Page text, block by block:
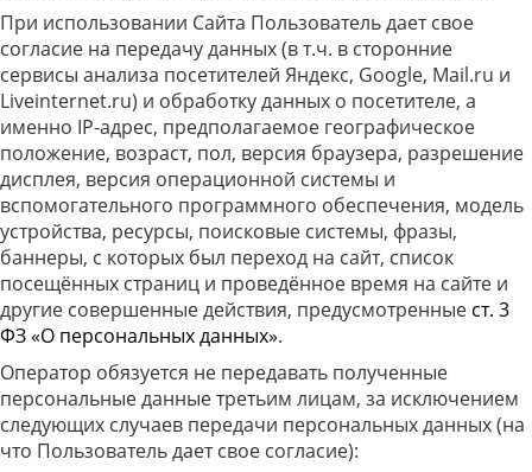
При использовании Сайта Пользователь дает свое
согласие на передачу данных (в т.ч. в сторонние
сервисы анализа посетителей Яндекс, Google, Mail.ru и
Liveinternet.ru) и обработку данных о посетителе, а
именно IP-адрес, предполагаемое географическое
положение, возраст, пол, версия браузера, разрешение
дисплея, версия операционной системы и
вспомогательного программного обеспечения, модель
устройства, ресурсы, поисковые системы, фразы,
баннеры, с которых был переход на сайт, список
посещённых страниц и проведённое время на сайте и
другие совершенные действия, предусмотренные ст. 3
ФЗ «О персональных данных».
Оператор обязуется не передавать полученные
персональные данные третьим лицам, за исключением
следующих случаев передачи персональных данных (на
что Пользователь дает свое согласие):